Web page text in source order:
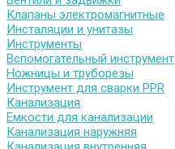
Клапаны электромагнитные
Инсталяции и унитазы
Инструменты
Вспомогательный инструмент
Ножницы и труборезы
Инструмент для сварки PPR
Канализация
Емкости для канализации
Канализация наружняя